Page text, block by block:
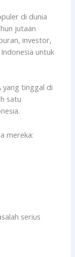
di dunia
jutaan
investor,
untuk
yang tinggal di
satu
mereka:
serius